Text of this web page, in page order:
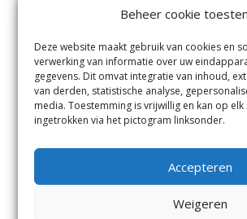
Beheer cookie
Deze website maakt gebruik van cookies en
verwerking van informatie over uw
gegevens. Dit omvat integratie van inhoud,
van derden, statistische analyse,
media. Toestemming is vrijwillig en kan op
ingetrokken via het pictogram linksonder.
Accepteren
Weigeren
Uithoornen
Contact
Andere
Bezorgklacht
Vacatures